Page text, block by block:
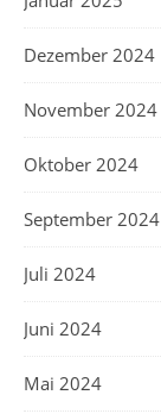
Dezember 2024
November 2024
Oktober 2024
September 2024
Juli 2024
Juni 2024
Mai 2024